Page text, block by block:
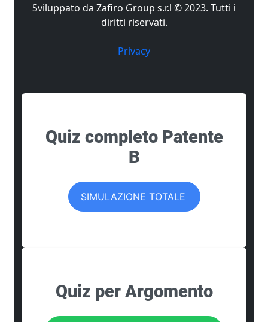
Sviluppato da Zafiro Group s.r.l © 2023. Tutti i
diritti riservati.
Privacy
Quiz completo Patente
B
SIMULAZIONE TOTALE
Quiz per Argomento